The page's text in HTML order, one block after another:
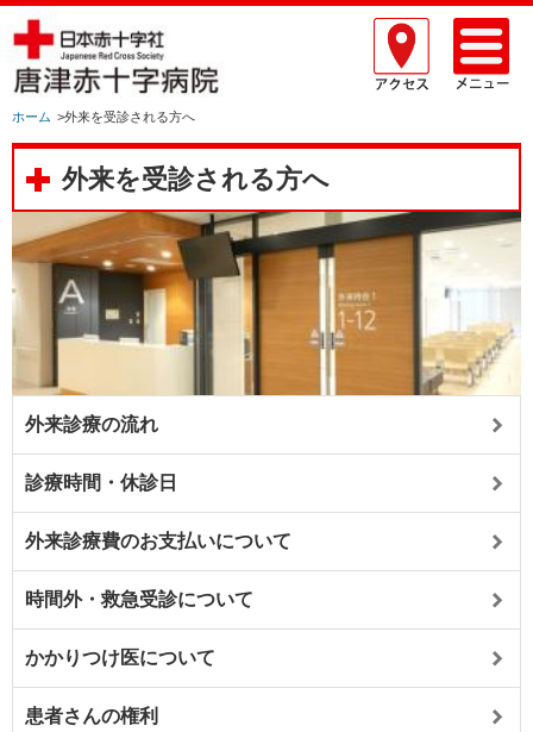
ホーム >外来を受診される方へ
外来を受診される方へ
外来診療の流れ
診療時間・休診日
外来診療費のお支払いについて
時間外・救急受診について
かかりつけ医について
患者さんの権利